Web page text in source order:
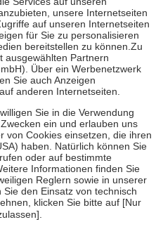
auch für Online-Apotheken.
beträgt die
sowie zehn Euro je
für ihre eigene Gesundheit zu
der Familie zu unterstützen,
vollendeten 18. Lebensjahr
Früherkennung, die von der